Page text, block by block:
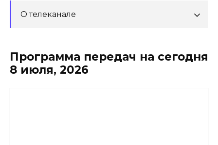
О телеканале
Программа передач на сегодня
8 июля, 2026